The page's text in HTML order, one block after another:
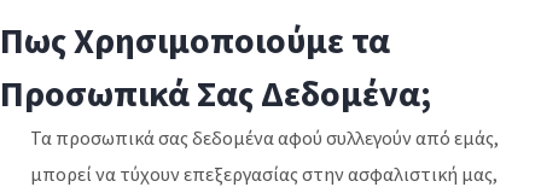
Πως Χρησιμοποιούμε τα
Προσωπικά Σας Δεδομένα;
Τα προσωπικά σας δεδομένα αφού συλλεγούν από εμάς,
μπορεί να τύχουν επεξεργασίας στην ασφαλιστική μας,